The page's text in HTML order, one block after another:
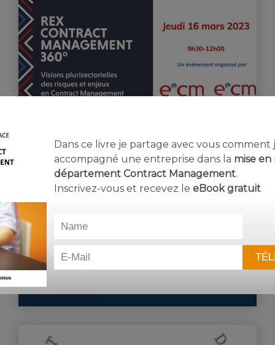
Coin des experts, Evènement,Rôle du
contract manager
REX Contract Management
Retrouvez dans ce replay du REX Contract
Management de l&rsquo…
Dans ce livre je partage avec vous comment
accompagné une entreprise dans la mise en
département Contract Management.
Inscrivez-vous et recevez le eBookgratuit